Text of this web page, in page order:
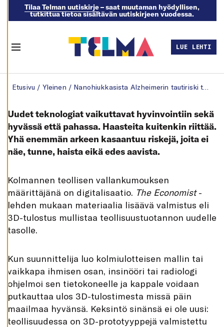
E
E
A
S
E
T
K
I
E
L
L
Ä
K
K
I
Y
V
Ä
K
S
Y
Tilaa Telman uutiskirje– saat muutaman hyödyllisen,
tutkittua tietoa sisältävän uutiskirjeen vuodessa.
LUE LEHTI
Etusivu / Yleinen /
Uudet teknologiat vaikuttavat hyvinvointiin sekä
hyvässä että pahassa. Haasteita kuitenkin riittää.
Yhä enemmän arkeen kasaantuu riskejä, joita ei
näe, tunne, haista eikä edes aavista.
Kolmannen teollisen vallankumouksen
määrittäjänä on digitalisaatio. The Economist-
lehden mukaan materiaalia lisäävä valmistus eli
3D-tulostus mullistaa teollisuustuotannon uudelle
tasolle.
Kun suunnittelija luo kolmiulotteisen mallin tai
vaikkapa ihmisen osan, insinööri tai radiologi
ohjelmoi sen tietokoneelle ja kappale voidaan
putkauttaa ulos 3D-tulostimesta missä päin
maailmaa hyvänsä. Keksintö sinänsä ei ole uusi:
teollisuudessa on 3D-prototyyppejä valmistettu